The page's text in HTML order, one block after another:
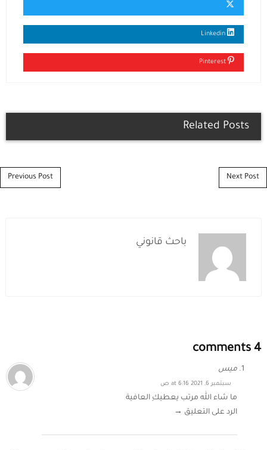
Related Posts
Post navigation
Previous Post Next Post
باحث قانوني
4 comments
ميس
سبتمبر 6, 2021 at 6:16 ص
ما شاء الله مرتب يعطيكِ العافية
الرد على التعليق →